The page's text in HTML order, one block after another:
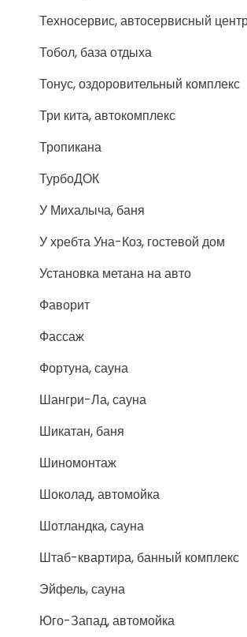
Техносервис, автосервисный
Тобол, база отдыха
Тонус, оздоровительный комплекс
Три кита, автокомплекс
Тропикана
ТурбоДОК
У Михалыча, баня
У хребта Уна-Коз, гостевой дом
Установка метана на авто
Фаворит
Фассаж
Фортуна, сауна
Шангри-Ла, сауна
Шикатан, баня
Шиномонтаж
Шоколад, автомойка
Шотландка, сауна
Штаб-квартира, банный комплекс
Эйфель, сауна
Юго-Запад, автомойка